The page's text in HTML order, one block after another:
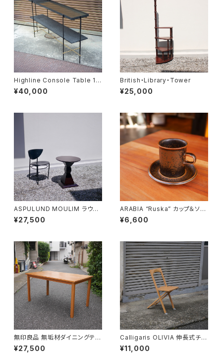
Highline Console Table 18
0
¥40,000
British・Library・Tower
¥25,000
ASPULUND MOULIM ラウン
ドテーブル
¥27,500
ARABIA “Ruska” カップ＆ソー
サー
¥6,600
無印良品 無垢材ダイニングテー
ブル
¥27,500
Calligaris OLIVIA 伸長式チェ
ア
¥11,000